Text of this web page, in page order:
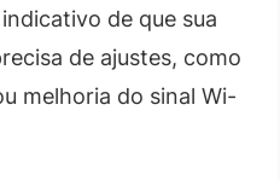
de que sua
de ajustes, como
melhoria do sinal Wi-